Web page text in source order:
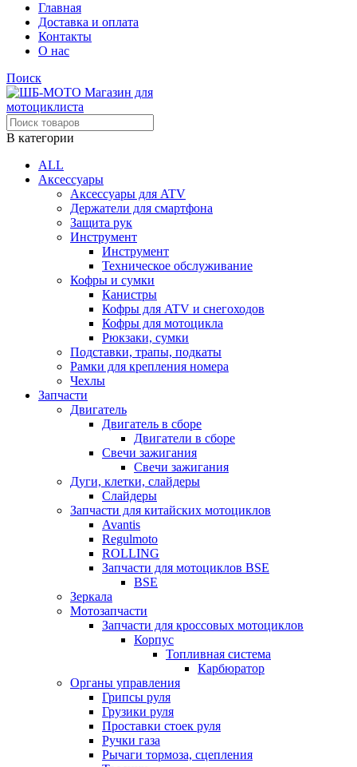
Главная
Доставка и оплата
Контакты
О нас
Поиск
В категории
ALL
Аксессуары
Аксессуары для ATV
Держатели для смартфона
Защита рук
Инструмент
Инструмент
Техническое обслуживание
Кофры и сумки
Канистры
Кофры для ATV и снегоходов
Кофры для мотоцикла
Рюкзаки, сумки
Подставки, трапы, подкаты
Рамки для крепления номера
Чехлы
Запчасти
Двигатель
Двигатель в сборе
Двигатели в сборе
Свечи зажигания
Свечи зажигания
Дуги, клетки, слайдеры
Слайдеры
Запчасти для китайских мотоциклов
Avantis
Regulmoto
ROLLING
Запчасти для мотоциклов BSE
BSE
Зеркала
Мотозапчасти
Запчасти для кроссовых мотоциклов
Корпус
Топливная система
Карбюратор
Органы управления
Грипсы руля
Грузики руля
Проставки стоек руля
Ручки газа
Рычаги тормоза, сцепления